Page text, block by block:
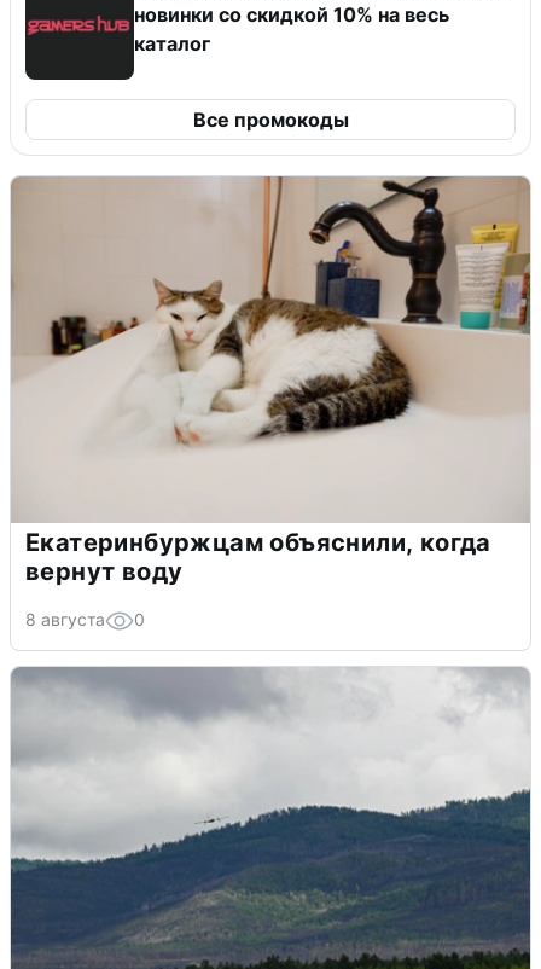
новинки со скидкой 10% на весь
каталог
Все промокоды
Екатеринбуржцам объяснили, когда
вернут воду
8 августа 0